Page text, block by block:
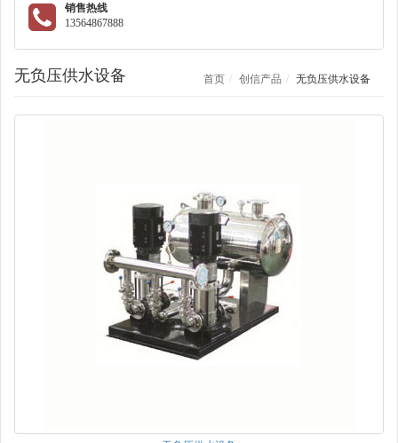
销售热线
13564867888
无负压供水设备 首页 创信产品 无负压供水设备